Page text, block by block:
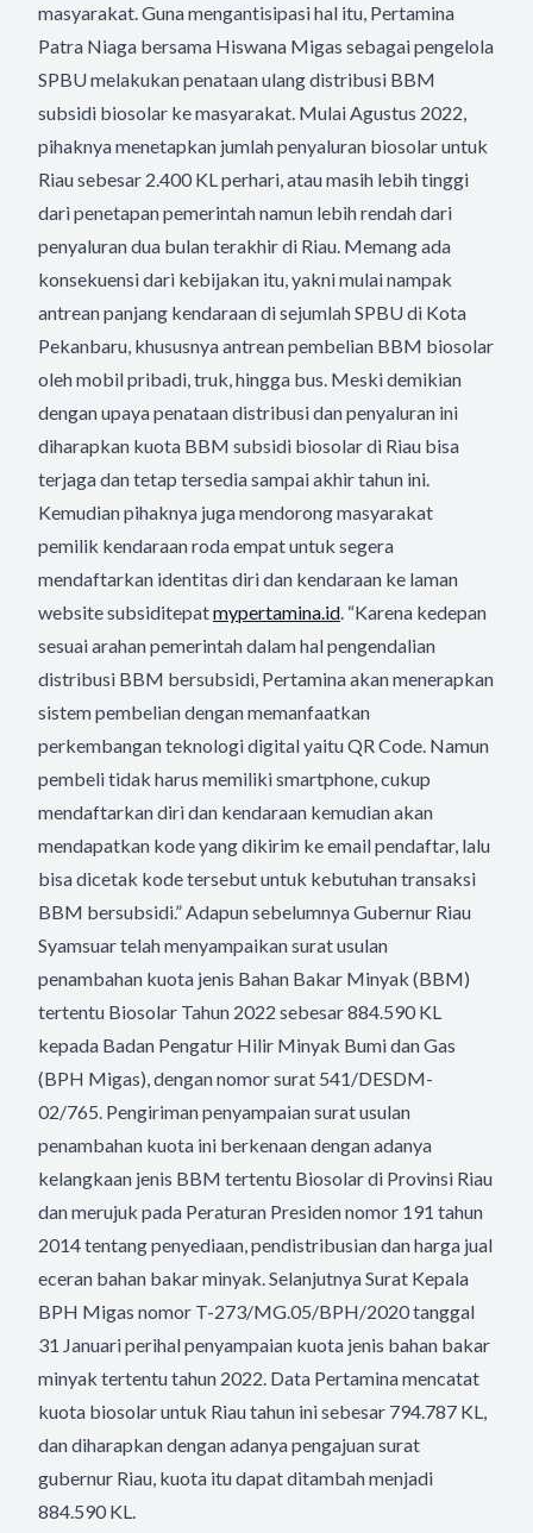
masyarakat. Guna mengantisipasi hal itu, Pertamina
Patra Niaga bersama Hiswana Migas sebagai pengelola
SPBU melakukan penataan ulang distribusi BBM
subsidi biosolar ke masyarakat. Mulai Agustus 2022,
pihaknya menetapkan jumlah penyaluran biosolar untuk
Riau sebesar 2.400 KL perhari, atau masih lebih tinggi
dari penetapan pemerintah namun lebih rendah dari
penyaluran dua bulan terakhir di Riau. Memang ada
konsekuensi dari kebijakan itu, yakni mulai nampak
antrean panjang kendaraan di sejumlah SPBU di Kota
Pekanbaru, khususnya antrean pembelian BBM biosolar
oleh mobil pribadi, truk, hingga bus. Meski demikian
dengan upaya penataan distribusi dan penyaluran ini
diharapkan kuota BBM subsidi biosolar di Riau bisa
terjaga dan tetap tersedia sampai akhir tahun ini.
Kemudian pihaknya juga mendorong masyarakat
pemilik kendaraan roda empat untuk segera
mendaftarkan identitas diri dan kendaraan ke laman
website subsiditepatmypertamina.id. “Karena kedepan
sesuai arahan pemerintah dalam hal pengendalian
distribusi BBM bersubsidi, Pertamina akan menerapkan
sistem pembelian dengan memanfaatkan
perkembangan teknologi digital yaitu QR Code. Namun
pembeli tidak harus memiliki smartphone, cukup
mendaftarkan diri dan kendaraan kemudian akan
mendapatkan kode yang dikirim ke email pendaftar, lalu
bisa dicetak kode tersebut untuk kebutuhan transaksi
BBM bersubsidi.” Adapun sebelumnya Gubernur Riau
Syamsuar telah menyampaikan surat usulan
penambahan kuota jenis Bahan Bakar Minyak (BBM)
tertentu Biosolar Tahun 2022 sebesar 884.590 KL
kepada Badan Pengatur Hilir Minyak Bumi dan Gas
(BPH Migas), dengan nomor surat 541/DESDM-
02/765. Pengiriman penyampaian surat usulan
penambahan kuota ini berkenaan dengan adanya
kelangkaan jenis BBM tertentu Biosolar di Provinsi Riau
dan merujuk pada Peraturan Presiden nomor 191 tahun
2014 tentang penyediaan, pendistribusian dan harga jual
eceran bahan bakar minyak. Selanjutnya Surat Kepala
BPH Migas nomor T-273/MG.05/BPH/2020 tanggal
31 Januari perihal penyampaian kuota jenis bahan bakar
minyak tertentu tahun 2022. Data Pertamina mencatat
kuota biosolar untuk Riau tahun ini sebesar 794.787 KL,
dan diharapkan dengan adanya pengajuan surat
gubernur Riau, kuota itu dapat ditambah menjadi
884.590 KL.